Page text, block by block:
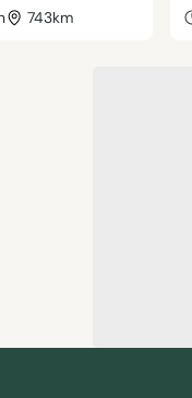
743km